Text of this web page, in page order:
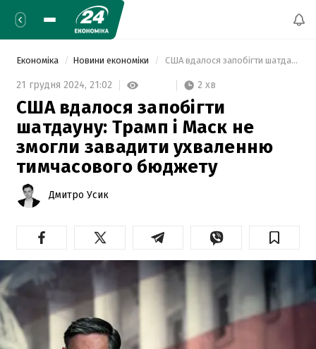
Економіка Новини економіки США вдалося запобігти шатдауну: Трамп і Маск не змогли завадити ухваленню тимчасового бюджету
21 грудня 2024, 21:02 2 хв
США вдалося запобігти
шатдауну: Трамп і Маск не
змогли завадити ухваленню
тимчасового бюджету
Дмитро Усик